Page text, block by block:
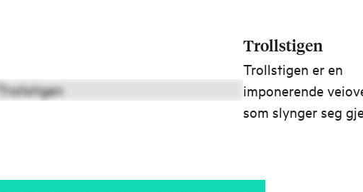
Trollveggen og
spektakulære
som Trollstigen,
Rampestreken og
eventyrene venter
Trollstigen
Trollstigen er en
imponerende
som slynger seg
Trollstigveien